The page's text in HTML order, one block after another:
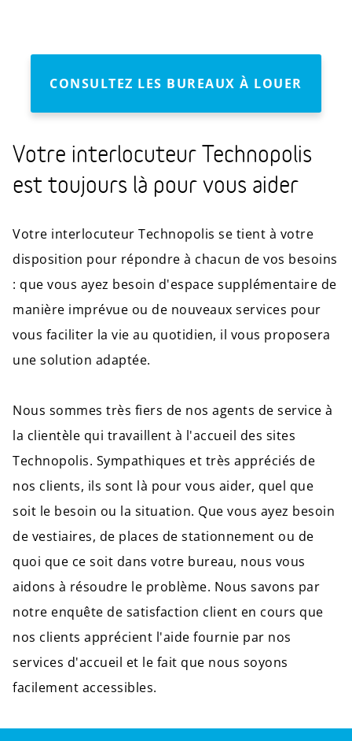
CONSULTEZ LES BUREAUX À LOUER
Votre interlocuteur Technopolis
est toujours là pour vous aider
Votre interlocuteur Technopolis se tient à votre
disposition pour répondre à chacun de vos besoins
: que vous ayez besoin d'espace supplémentaire de
manière imprévue ou de nouveaux services pour
vous faciliter la vie au quotidien, il vous proposera
une solution adaptée.
Nous sommes très fiers de nos agents de service à
la clientèle qui travaillent à l'accueil des sites
Technopolis. Sympathiques et très appréciés de
nos clients, ils sont là pour vous aider, quel que
soit le besoin ou la situation. Que vous ayez besoin
de vestiaires, de places de stationnement ou de
quoi que ce soit dans votre bureau, nous vous
aidons à résoudre le problème. Nous savons par
notre enquête de satisfaction client en cours que
nos clients apprécient l'aide fournie par nos
services d'accueil et le fait que nous soyons
facilement accessibles.